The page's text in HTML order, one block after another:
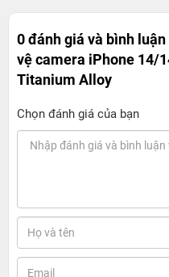
0 đánh giá và bình luận
vệ camera iPhone 14/
Titanium Alloy
Chọn đánh giá của bạn